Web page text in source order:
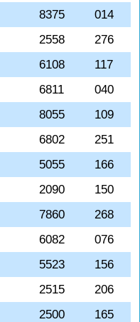
8375
014
2558
276
6108
117
6811
040
8055
109
6802
251
5055
166
2090
150
7860
268
6082
076
5523
156
2515
206
2500
165